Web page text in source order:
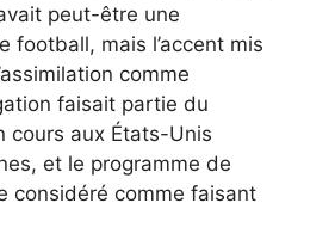
peut-être une
football, mais l’accent mis
comme
faisait partie du
cours aux États-Unis
et le programme de
considéré comme faisant